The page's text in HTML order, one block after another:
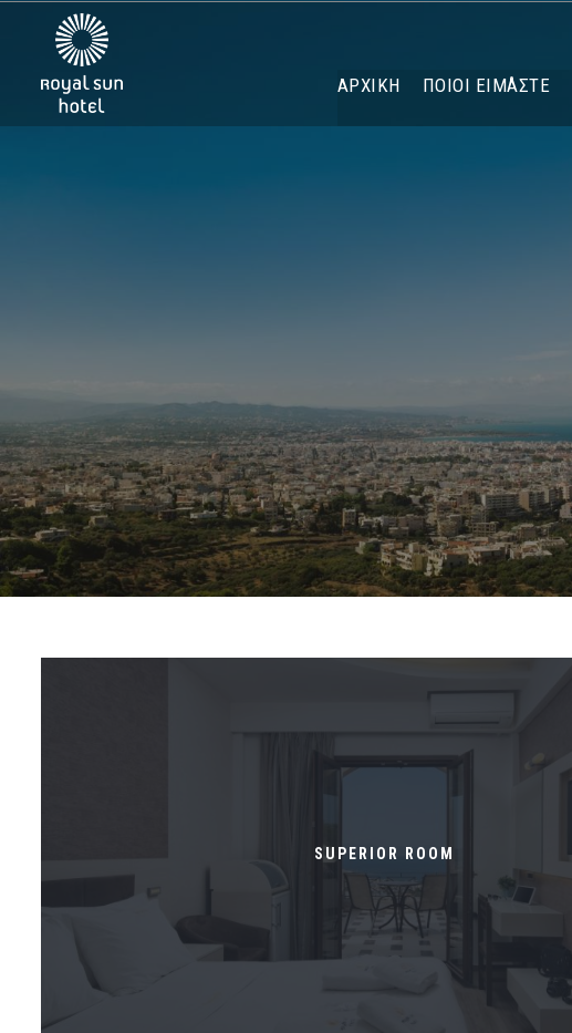
ΑΡΧΙΚΉ ΠΟΙΟΙ ΕΊΜΑΣΤΕ
SUPERIOR ROOM